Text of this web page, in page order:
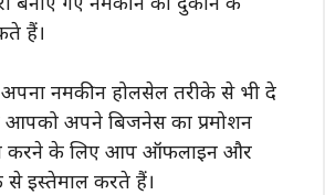
हैं।
नमकीन होलसेल तरीके से भी दे
अपने बिजनेस का प्रमोशन
करने के लिए आप ऑफलाइन और
इस्तेमाल करते हैं।